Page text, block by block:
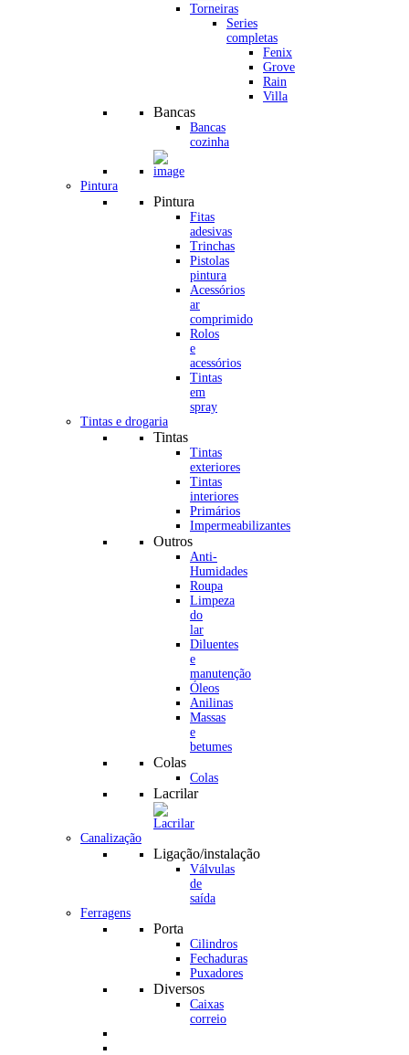
Torneiras
Series
completas
Fenix
Grove
Rain
Villa
Bancas
Bancas
cozinha
Pintura
Pintura
Fitas
adesivas
Trinchas
Pistolas
pintura
Acessórios
ar
comprimido
Rolos
e
acessórios
Tintas
em
spray
Tintas e drogaria
Tintas
Tintas
exteriores
Tintas
interiores
Primários
Impermeabilizantes
Outros
Anti-
Humidades
Roupa
Limpeza
do
lar
Diluentes
e
manutenção
Óleos
Anilinas
Massas
e
betumes
Colas
Colas
Lacrilar
Canalização
Ligação/instalação
Válvulas
de
saída
Ferragens
Porta
Cilindros
Fechaduras
Puxadores
Diversos
Caixas
correio